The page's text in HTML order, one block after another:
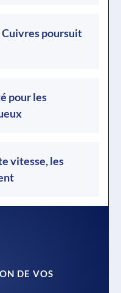
poursuit
pour les
vitesse, les
DE VOS